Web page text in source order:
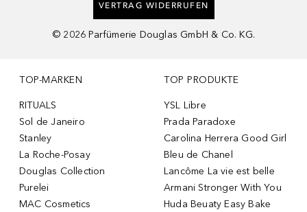
VERTRAG WIDERRUFEN
© 2026 Parfümerie Douglas GmbH & Co. KG.
TOP-MARKEN
RITUALS
Sol de Janeiro
Stanley
La Roche-Posay
Douglas Collection
Purelei
MAC Cosmetics
TOP PRODUKTE
YSL Libre
Prada Paradoxe
Carolina Herrera Good Girl
Bleu de Chanel
Lancôme La vie est belle
Armani Stronger With You
Huda Beuaty Easy Bake